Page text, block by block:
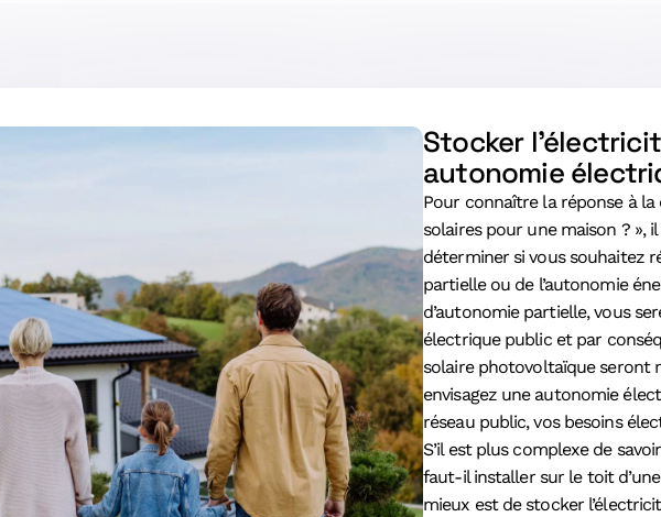
Stocker
autonomie
Pour connaître la réponse à
solaires pour une maison ? »,
déterminer si vous souhaitez
partielle ou de l’autonomie
d’autonomie partielle, vous
électrique public et par
solaire photovoltaïque seront
envisagez une autonomie
réseau public, vos besoins
S’il est plus complexe de
faut-il installer sur le toit
mieux est de stocker